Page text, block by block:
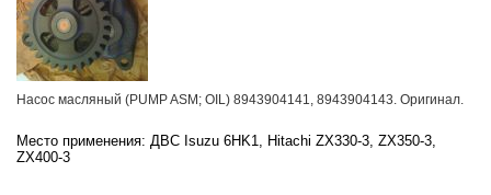
Насос масляный (PUMP ASM; OIL) 8943904141, 8943904143. Оригинал.
Место применения: ДВС Isuzu 6HK1, Hitachi ZX330-3, ZX350-3,
ZX400-3